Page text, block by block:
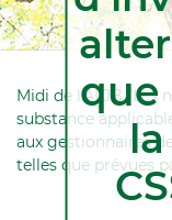
que
Midi de l'ALJB "Les
substance
aux gestionnaires
telles que prévues